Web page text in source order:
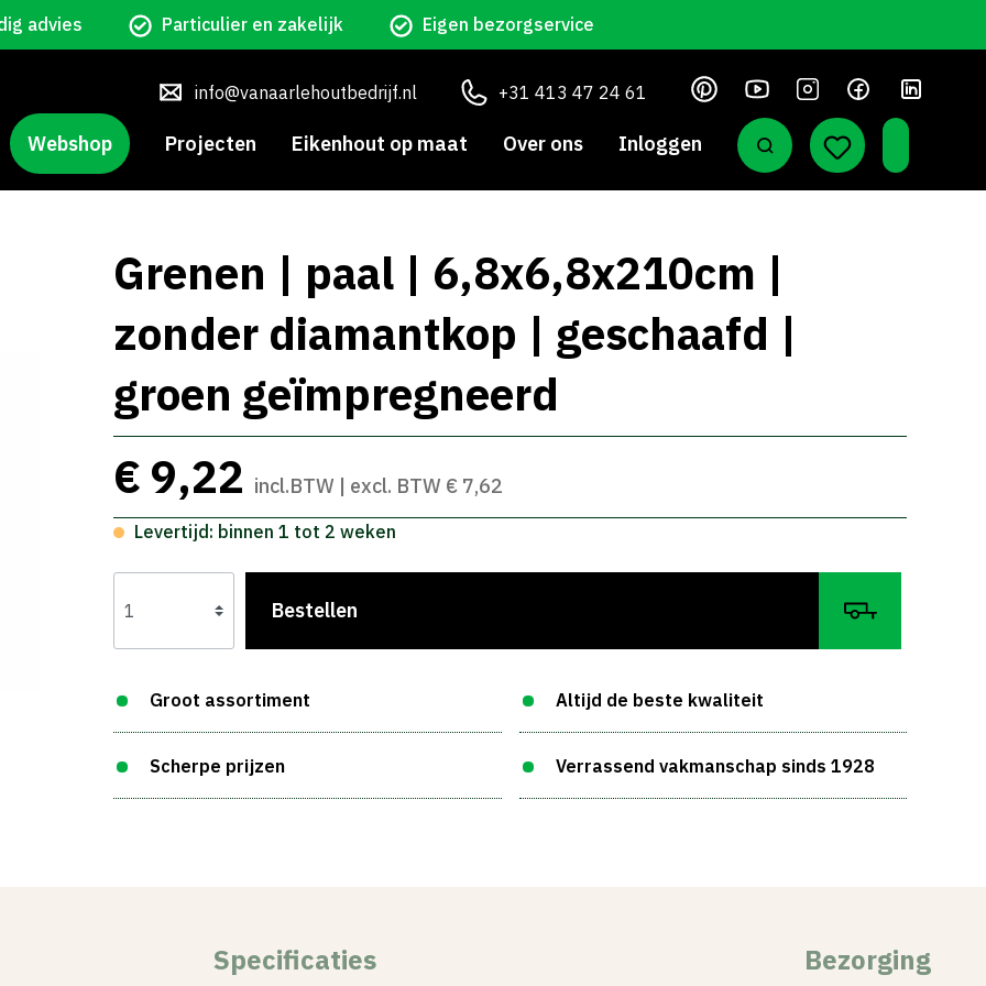
advies Particulier en zakelijk Eigen bezorgservice
info@vanaarlehoutbedrijf.nl +31 413 47 24 61
Webshop Projecten Eikenhout op maat Over ons Inloggen
Grenen | paal | 6,8x6,8x210cm |
zonder diamantkop | geschaafd |
groen geïmpregneerd
€ 9,22 incl.BTW | excl. BTW € 7,62
Levertijd: binnen 1 tot 2 weken
Bestellen
Groot assortiment
Scherpe prijzen
Altijd de beste kwaliteit
Verrassend vakmanschap sinds 1928
Specificaties Bezorging